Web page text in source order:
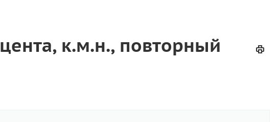
к.м.н., повторный